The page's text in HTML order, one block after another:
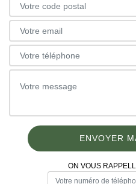
ON VOUS